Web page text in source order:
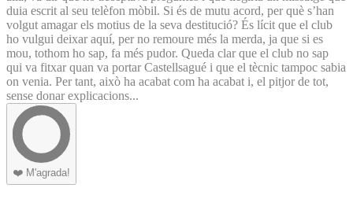
duia escrit al seu telèfon mòbil. Si és de mutu acord, per què s’han
volgut amagar els motius de la seva destitució? És lícit que el club
ho vulgui deixar aquí, per no remoure més la merda, ja que si es
mou, tothom ho sap, fa més pudor. Queda clar que el club no sap
qui va fitxar quan va portar Castellsagué i que el tècnic tampoc sabia
on venia. Per tant, això ha acabat com ha acabat i, el pitjor de tot,
sense donar explicacions...
❤️ M'agrada!